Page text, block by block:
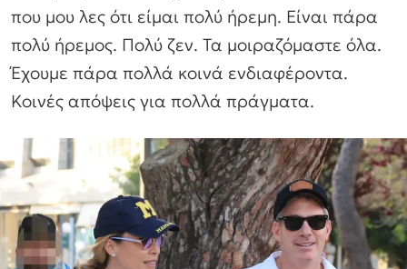
που μου λες ότι είμαι πολύ ήρεμη. Είναι πάρα
πολύ ήρεμος. Πολύ ζεν. Τα μοιραζόμαστε όλα.
Έχουμε πάρα πολλά κοινά ενδιαφέροντα.
Κοινές απόψεις για πολλά πράγματα.